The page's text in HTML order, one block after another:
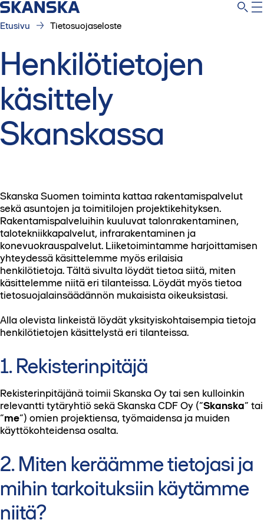
Etusivu Tietosuojaseloste
Henkilötietojen
käsittely
Skanskassa
Skanska Suomen toiminta kattaa rakentamispalvelut
sekä asuntojen ja toimitilojen projektikehityksen.
Rakentamispalveluihin kuuluvat talonrakentaminen,
talotekniikkapalvelut, infrarakentaminen ja
konevuokrauspalvelut. Liiketoimintamme harjoittamisen
yhteydessä käsittelemme myös erilaisia
henkilötietoja. Tältä sivulta löydät tietoa siitä, miten
käsittelemme niitä eri tilanteissa. Löydät myös tietoa
tietosuojalainsäädännön mukaisista oikeuksistasi.
Alla olevista linkeistä löydät yksityiskohtaisempia tietoja
henkilötietojen käsittelystä eri tilanteissa.
1. Rekisterinpitäjä
Rekisterinpitäjänä toimii Skanska Oy tai sen kulloinkin
relevantti tytäryhtiö sekä Skanska CDF Oy (“Skanska” tai
“me”) omien projektiensa, työmaidensa ja muiden
käyttökohteidensa osalta.
2. Miten keräämme tietojasi ja
mihin tarkoituksiin käytämme
niitä?